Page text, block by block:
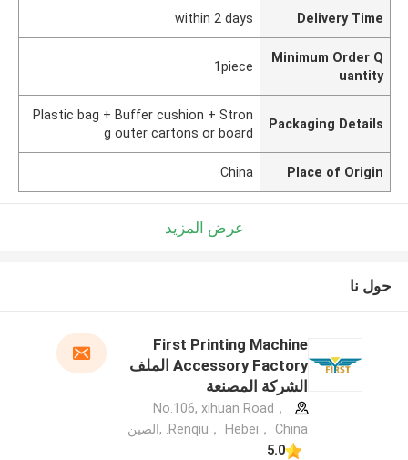
Delivery Time
within 2 days
Minimum Order Q
uantity
1piece
Packaging Details
Plastic bag + Buffer cushion + Stron
g outer cartons or board
Place of Origin
China
عرض المزيد
حول نا
First Printing Machine
Accessory Factory الملف
الشركة المصنعة
No.106, xihuan Road，
Renqiu， Hebei， China. ,الصين
5.0